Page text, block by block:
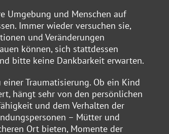
Umgebung und Menschen auf
Immer wieder versuchen sie,
und Veränderungen
können, sich stattdessen
bitte keine Dankbarkeit erwarten.
Traumatisierung. Ob ein Kind
hängt sehr von den persönlichen
und dem Verhalten der
– Mütter und
Ort bieten, Momente der